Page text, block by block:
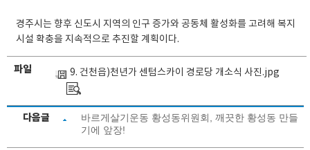
경주시는 향후 신도시 지역의 인구 증가와 공동체 활성화를 고려해 복지
시설 확충을 지속적으로 추진할 계획이다.
파일 9. 건천읍)천년가 센텀스카이 경로당 개소식 사진.jpg
다음글
바르게살기운동 황성동위원회, 깨끗한 황성동 만들
기에 앞장!